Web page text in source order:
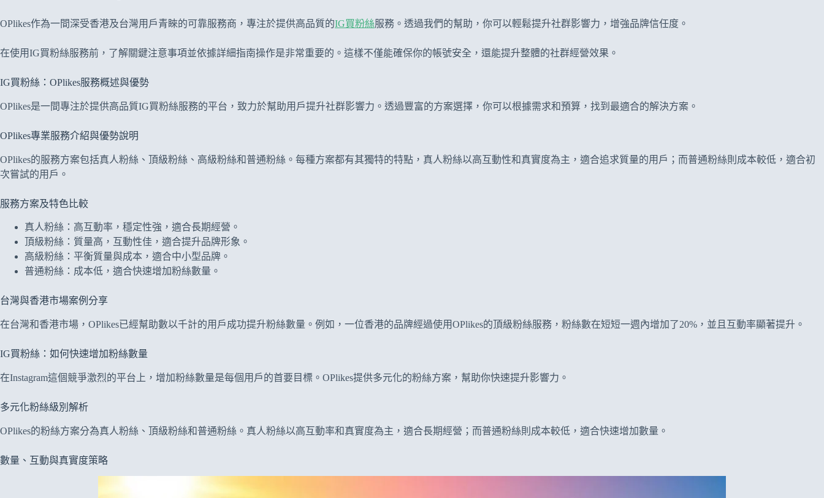
OPlikes作為一間深受香港及台灣用戶青睞的可靠服務商，專注於提供高品質的IG買粉絲服務。透過我們的幫助，你可以輕鬆提升社群影響力，增強品牌信任度。
在使用IG買粉絲服務前，了解關鍵注意事項並依據詳細指南操作是非常重要的。這樣不僅能確保你的帳號安全，還能提升整體的社群經營效果。
IG買粉絲：OPlikes服務概述與優勢
OPlikes是一間專注於提供高品質IG買粉絲服務的平台，致力於幫助用戶提升社群影響力。透過豐富的方案選擇，你可以根據需求和預算，找到最適合的解決方案。
OPlikes專業服務介紹與優勢說明
OPlikes的服務方案包括真人粉絲、頂級粉絲、高級粉絲和普通粉絲。每種方案都有其獨特的特點，真人粉絲以高互動性和真實度為主，適合追求質量的用戶；而普通粉絲則成本較低，適合初
次嘗試的用戶。
服務方案及特色比較
真人粉絲：高互動率，穩定性強，適合長期經營。
頂級粉絲：質量高，互動性佳，適合提升品牌形象。
高級粉絲：平衡質量與成本，適合中小型品牌。
普通粉絲：成本低，適合快速增加粉絲數量。
台灣與香港市場案例分享
在台灣和香港市場，OPlikes已經幫助數以千計的用戶成功提升粉絲數量。例如，一位香港的品牌經過使用OPlikes的頂級粉絲服務，粉絲數在短短一週內增加了20%，並且互動率顯著提升。
IG買粉絲：如何快速增加粉絲數量
在Instagram這個競爭激烈的平台上，增加粉絲數量是每個用戶的首要目標。OPlikes提供多元化的粉絲方案，幫助你快速提升影響力。
多元化粉絲級別解析
OPlikes的粉絲方案分為真人粉絲、頂級粉絲和普通粉絲。真人粉絲以高互動率和真實度為主，適合長期經營；而普通粉絲則成本較低，適合快速增加數量。
數量、互動與真實度策略